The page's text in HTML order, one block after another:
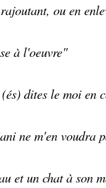
ou en
à l'oeuvre"
dites le moi en
ne m'en voudra
et un chat à son